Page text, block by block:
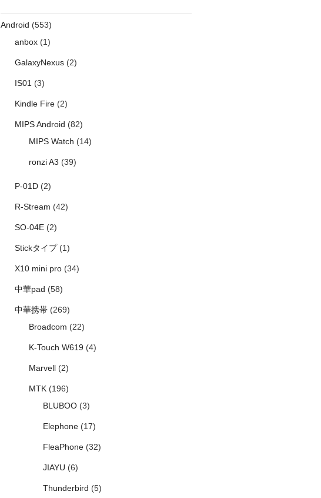
Android (553)
anbox(1)
GalaxyNexus(2)
IS01 (3)
Kindle Fire(2)
MIPS Android (82)
MIPS Watch (14)
ronzi A3 (39)
P-01D(2)
R-Stream (42)
SO-04E(2)
Stickタイプ(1)
X10 mini pro(34)
中華pad (58)
中華携帯(269)
Broadcom (22)
K-Touch W619(4)
Marvell(2)
MTK(196)
BLUBOO(3)
Elephone(17)
FleaPhone(32)
JIAYU (6)
Thunderbird (5)